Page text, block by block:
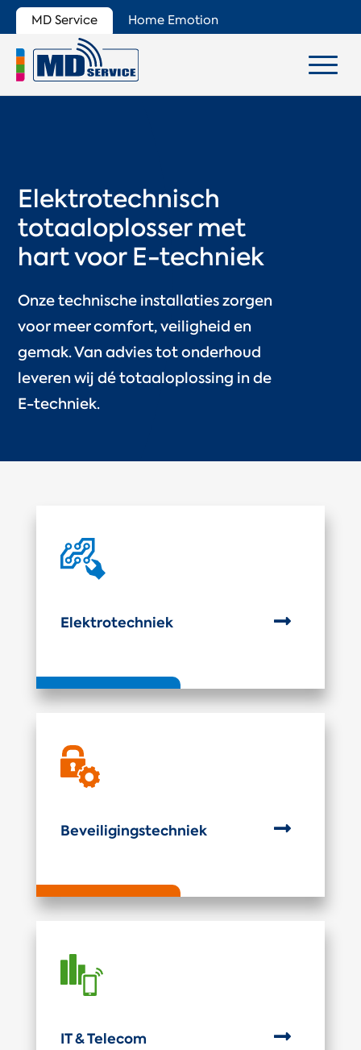
MD Service Home Emotion
Elektrotechnisch
totaaloplosser met
hart voor E-techniek
Onze technische installaties zorgen
voor meer comfort, veiligheid en
gemak. Van advies tot onderhoud
leveren wij dé totaaloplossing in de
E-techniek.

Elektrotechniek

Beveiligingstechniek

IT & Telecom